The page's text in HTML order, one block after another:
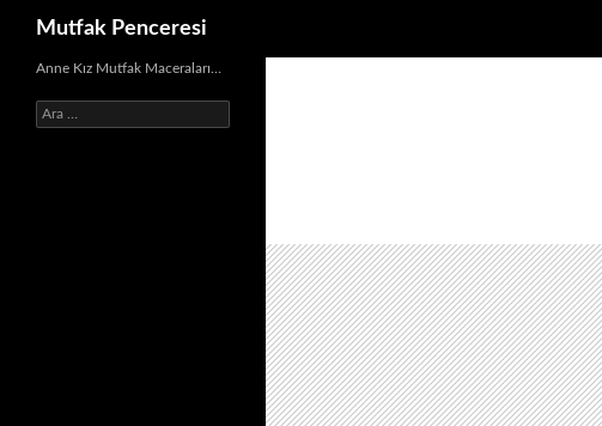
İçeriğe
Mutfak Penceresi
Anne Kız Mutfak Maceraları…
Arama: